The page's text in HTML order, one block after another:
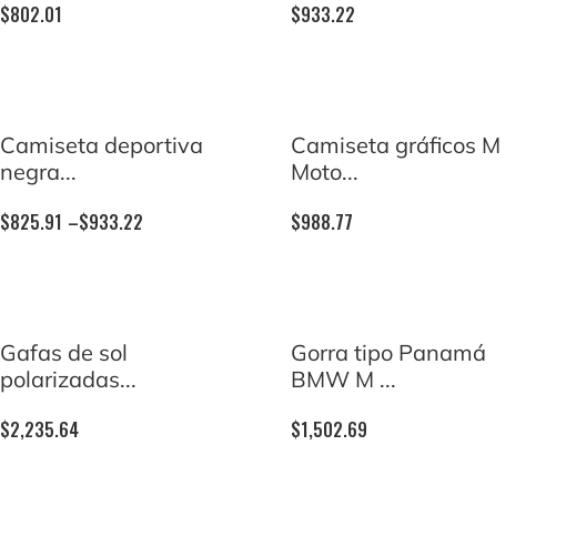
$802.01 $933.22
Camiseta deportiva
negra...
$825.91 –$933.22
Camiseta gráficos M
Moto...
$988.77
Gafas de sol
polarizadas...
$2,235.64
Gorra tipo Panamá
BMW M ...
$1,502.69